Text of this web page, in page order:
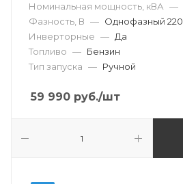
Номинальная мощность, кВА —
Фазность, В — Однофазный 220
Инверторные — Да
Топливо — Бензин
Тип запуска — Ручной
59 990 руб./шт